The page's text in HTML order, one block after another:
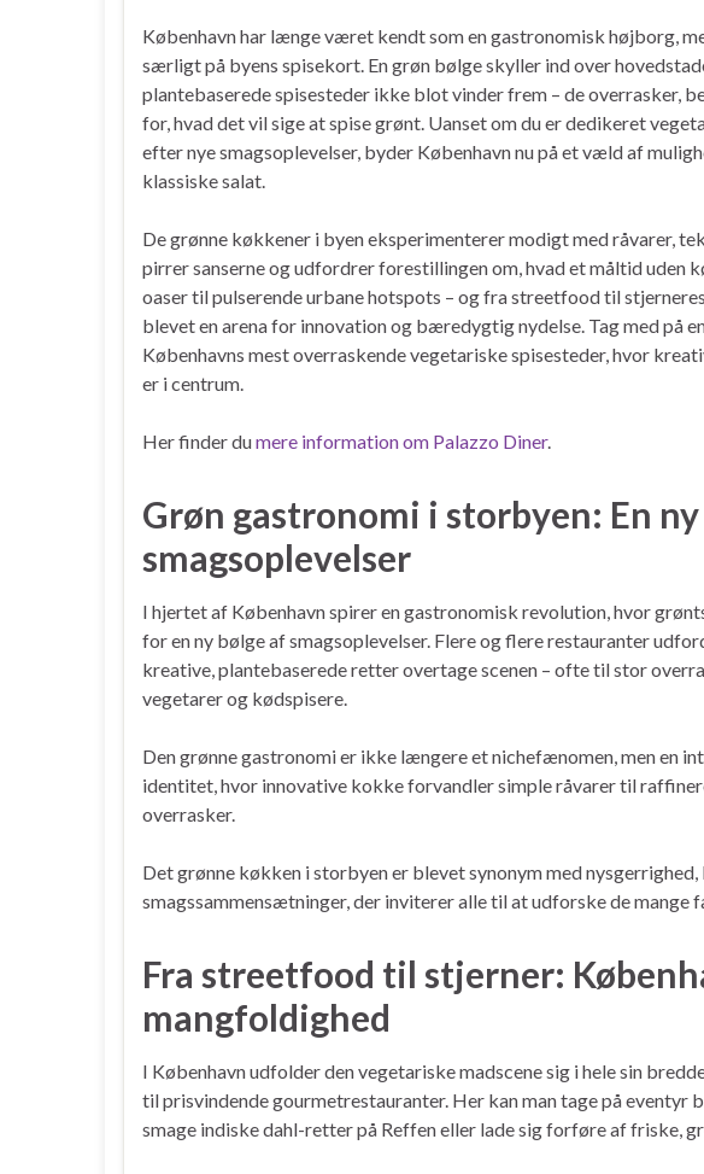
København har længe været kendt som en gastronomisk højborg,
særligt på byens spisekort. En grøn bølge skyller ind over
plantebaserede spisesteder ikke blot vinder frem – de overrasker,
for, hvad det vil sige at spise grønt. Uanset om du er dedikeret
efter nye smagsoplevelser, byder København nu på et væld af
klassiske salat.
De grønne køkkener i byen eksperimenterer modigt med råvarer,
pirrer sanserne og udfordrer forestillingen om, hvad et måltid uden
oaser til pulserende urbane hotspots – og fra streetfood til
blevet en arena for innovation og bæredygtig nydelse. Tag med på
Københavns mest overraskende vegetariske spisesteder, hvor
er i centrum.
Her finder dumere information om Palazzo Diner.
Grøn gastronomi i storbyen: En
smagsoplevelser
I hjertet af København spirer en gastronomisk revolution, hvor
for en ny bølge af smagsoplevelser. Flere og flere restauranter
kreative, plantebaserede retter overtage scenen – ofte til stor
vegetarer og kødspisere.
Den grønne gastronomi er ikke længere et nichefænomen, men en
identitet, hvor innovative kokke forvandler simple råvarer til
overrasker.
Det grønne køkken i storbyen er blevet synonym med
smagssammensætninger, der inviterer alle til at udforske de mange
Fra streetfood til stjerner:
mangfoldighed
I København udfolder den vegetariske madscene sig i hele sin
til prisvindende gourmetrestauranter. Her kan man tage på
smage indiske dahl-retter på Reffen eller lade sig forføre af friske,